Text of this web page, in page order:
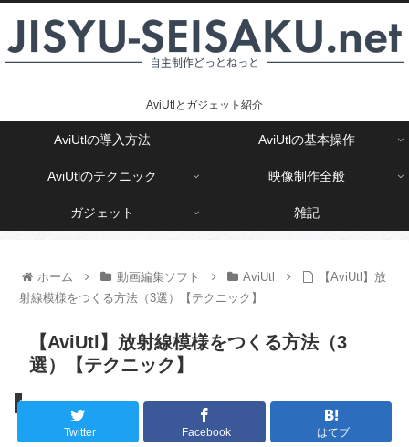
AviUtlとガジェット紹介
AviUtlの導入方法 AviUtlの基本操作
AviUtlのテクニック 映像制作全般
ガジェット 雑記
ホーム 動画編集ソフト AviUtl
【AviUtl】放
射線模様をつくる方法（3選）【テクニック】
【AviUtl】放射線模様をつくる方法（3
選）【テクニック】
AviUtl
Twitter Facebook はてブ